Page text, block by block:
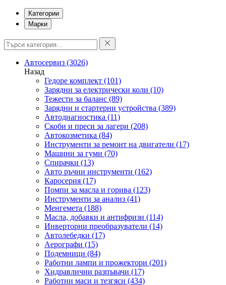
Категории
Марки
Автосервиз (3026)
Назад
Гедоре комплект (101)
Зарядни за електрически коли (10)
Тежести за баланс (89)
Зарядни и стартерни устройства (389)
Автодиагностика (11)
Скоби и преси за лагери (208)
Автокозметика (84)
Инструменти за ремонт на двигатели (17)
Машини за гуми (70)
Спирачки (13)
Авто ръчни инструменти (162)
Каросерия (17)
Помпи за масла и горива (123)
Инструменти за анализ (41)
Менгемета (188)
Масла, добавки и антифризи (114)
Инверторни преобразуватели (14)
Автолебедки (17)
Аерографи (15)
Подемници (84)
Работни лампи и прожектори (201)
Хидравлични разпъвачи (17)
Работни маси и тезгяси (434)